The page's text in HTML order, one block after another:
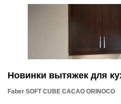
Новинки вытяжек для
Faber SOFT CUBE CACAO ORINOCO